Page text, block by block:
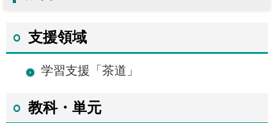
支援領域
学習支援「茶道」
教科・単元